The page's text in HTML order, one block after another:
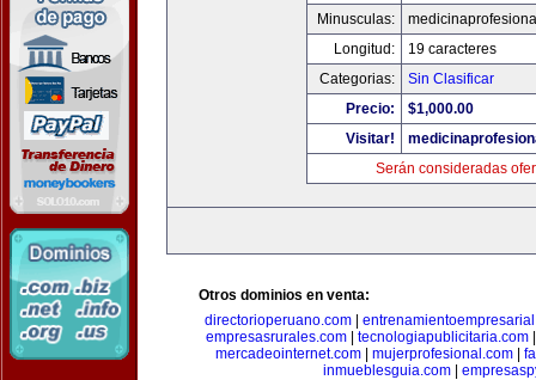
Minusculas:
Longitud:
19 caracteres
Categorias:
Sin Clasificar
Precio:
$1,000.00
Visitar!
Serán consideradas
Otros dominios en venta:
directorioperuano.com|
empresasrurales.com| tecnologiapublicitaria.com
mercadeointernet.com
mujerprofesional.com
inmueblesguia.com